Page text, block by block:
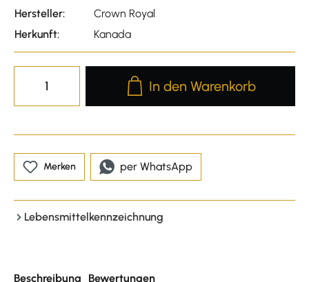
Hersteller:
Crown Royal
Herkunft:
Kanada
Produkt Anzahl: Gib den
In den Warenkorb
Merken per WhatsApp
Lebensmittelkennzeichnung
Beschreibung Bewertungen